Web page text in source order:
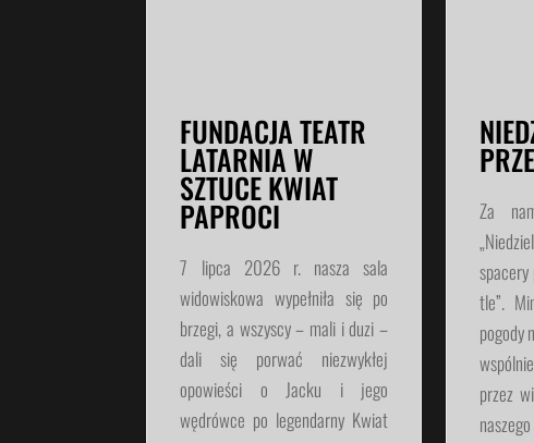
FUNDACJA TEATR
LATARNIA W
SZTUCE KWIAT
PAPROCI
7 lipca 2026 r. nasza sala
widowiskowa wypełniła się po
brzegi, a wszyscy – mali i duzi –
dali się porwać niezwykłej
opowieści o Jacku i jego
wędrówce po legendarny Kwiat
Za
tle”.
pogody
przez